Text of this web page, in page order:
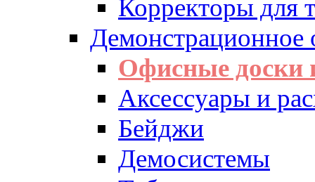
Корректоры для
Демонстрационное
Офисные доски
Аксессуары и
Бейджи
Демосистемы